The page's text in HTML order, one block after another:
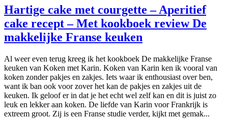
Hartige cake met courgette – Aperitief
cake recept – Met kookboek review De
makkelijke Franse keuken
Al weer even terug kreeg ik het kookboek De makkelijke Franse
keuken van Koken met Karin. Koken van Karin ken ik vooral van
koken zonder pakjes en zakjes. Iets waar ik enthousiast over ben,
want ik ban ook voor zover het kan de pakjes en zakjes uit de
keuken. Ik geloof er in dat je het echt wel zelf kan en dit is juist zo
leuk en lekker aan koken. De liefde van Karin voor Frankrijk is
extreem groot. Zij is een Franse studie verder, kijkt met gemak...